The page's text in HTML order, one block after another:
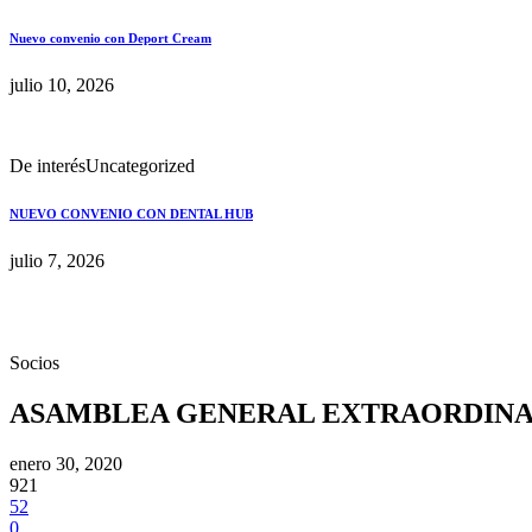
Nuevo convenio con Deport Cream
julio 10, 2026
De interésUncategorized
NUEVO CONVENIO CON DENTAL HUB
julio 7, 2026
Socios
ASAMBLEA GENERAL
enero 30, 2020
921
52
0